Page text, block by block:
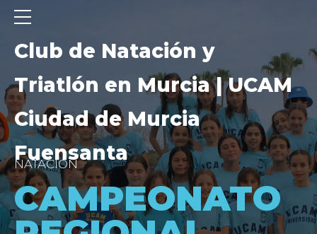
Club de Natación y
Triatlón en Murcia | UCAM
Ciudad de Murcia
Fuensanta
NATACIÓN
CAMPEONATO